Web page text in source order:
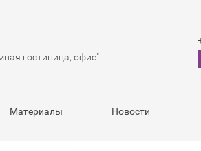
гостиница, офис"
Материалы Новости